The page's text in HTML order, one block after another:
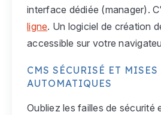
interface dédiée (manager).
ligne. Un logiciel de création
accessible sur votre
CMS SÉCURISÉ ET
AUTOMATIQUES
Oubliez les failles de sécurité